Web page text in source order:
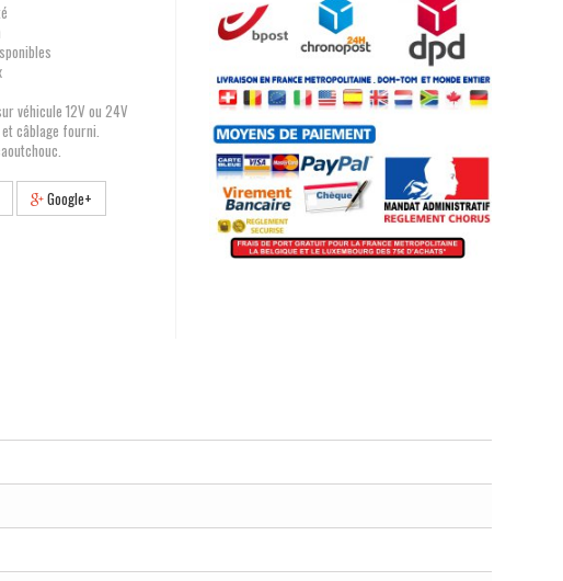
véhicule 12V ou 24V
câblage fourni.
Google+